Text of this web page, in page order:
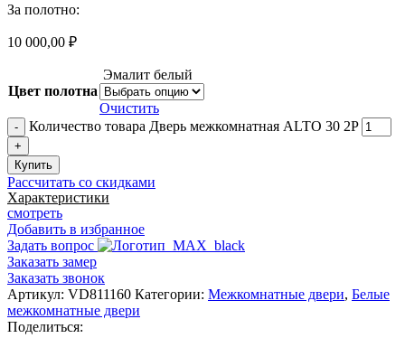
За полотно:
10 000,00 ₽
Цвет полотна
Эмалит белый
Очистить
Количество товара Дверь межкомнатная ALTO 30 2P
Купить
Рассчитать со скидками
Характеристики
смотреть
Добавить в избранное
Задать вопрос
Заказать замер
Заказать звонок
Артикул: VD811160 Категории: Межкомнатные двери, Белые
межкомнатные двери
Поделиться: